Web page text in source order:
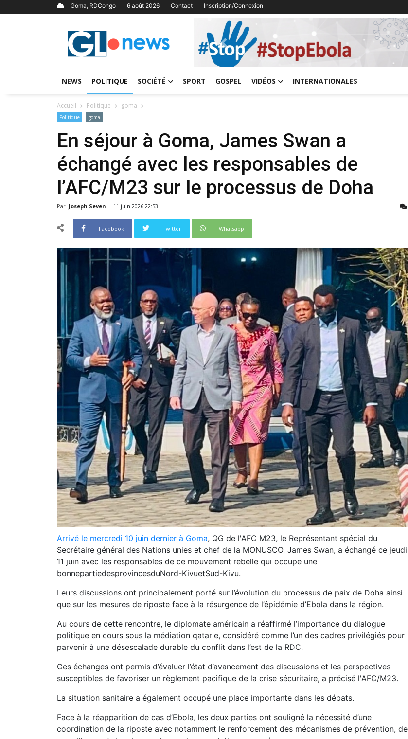
Goma, RDCongo 6 août 2026 Contact Inscription/Connexion
Previous
NEWS POLITIQUE SOCIÉTÉ SPORT GOSPEL VIDÉOS INTERNATIONALES
Accueil Politique goma
Politique goma
En séjour à Goma, James Swan a
échangé avec les responsables de
l’AFC/M23 sur le processus de Doha
Par Joseph Seven - 11 juin 2026 22:53
Facebook Twitter Whatsapp
Arrivé le mercredi 10 juin dernier à Goma, QG de l'AFC M23, le Représentant spécial du
Secrétaire général des Nations unies et chef de la MONUSCO, James Swan, a échangé ce jeudi
11 juin avec les responsables de ce mouvement rebelle qui occupe une
bonnepartiedesprovincesduNord-KivuetSud-Kivu.
Leurs discussions ont principalement porté sur l’évolution du processus de paix de Doha ainsi
que sur les mesures de riposte face à la résurgence de l’épidémie d’Ebola dans la région.
Au cours de cette rencontre, le diplomate américain a réaffirmé l’importance du dialogue
politique en cours sous la médiation qatarie, considéré comme l’un des cadres privilégiés pour
parvenir à une désescalade durable du conflit dans l’est de la RDC.
Ces échanges ont permis d’évaluer l’état d’avancement des discussions et les perspectives
susceptibles de favoriser un règlement pacifique de la crise sécuritaire, a précisé l'AFC/M23.
La situation sanitaire a également occupé une place importante dans les débats.
Face à la réapparition de cas d’Ebola, les deux parties ont souligné la nécessité d’une
coordination de la riposte avec notamment le renforcement des mécanismes de prévention, de